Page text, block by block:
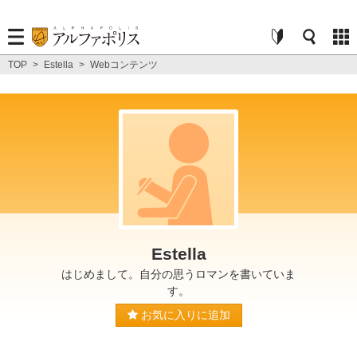
TOP > Estella > Webコンテンツ
Estella
はじめまして。自分の思うロマンを書いていま
す。
お気に入りに追加